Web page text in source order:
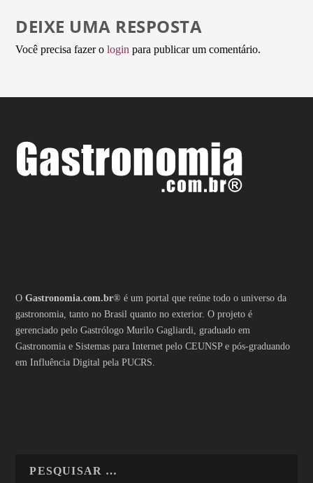
DEIXE UMA RESPOSTA
Você precisa fazer ologin para publicar um comentário.
OGastronomia.com.br® é um portal que reúne todo o universo da
gastronomia, tanto no Brasil quanto no exterior. O projeto é
gerenciado pelo Gastrólogo Murilo Gagliardi, graduado em
Gastronomia e Sistemas para Internet pelo CEUNSP e pós-graduando
em Influência Digital pela PUCRS.